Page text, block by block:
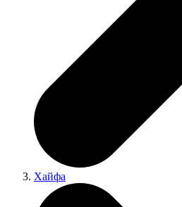
Хайфа